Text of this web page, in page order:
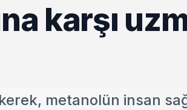
karşı
metanolün insan